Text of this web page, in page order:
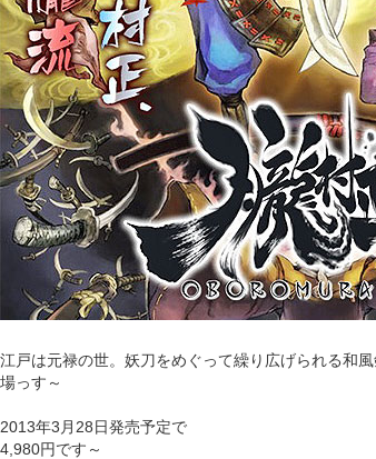
江戸は元禄の世。妖刀をめぐって繰り広げられる和
場っす～
2013年3月28日発売予定で
4,980円です～